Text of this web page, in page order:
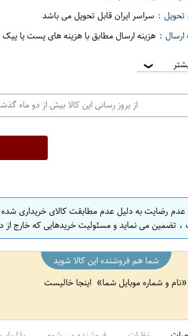
تحویل : سراسر ایران قابل تحویل می باشد
ارسال : هزینه ارسال مطابق با هزینه های پست یا
❯
از بروز رسانی این کالا بیش از دو ماه
عدم رضایت به دلیل عدم مطابقت کالای خریداری
می نماید و مسئولیت خریدهایی که خارج از
شما هم فروشنده این کالا شوید
نام و شماره موبایل شما اینجا خالیست